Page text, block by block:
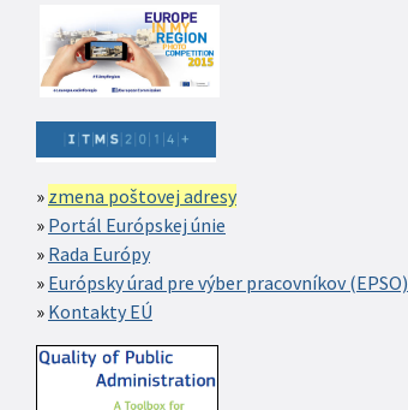
zmena poštovej adresy
Portál Európskej únie
Rada Európy
Európsky úrad pre výber pracovníkov (EPSO)
Kontakty EÚ